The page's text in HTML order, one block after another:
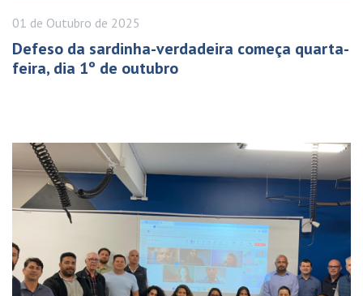
01 de Outubro de 2025
Defeso da sardinha-verdadeira começa quarta-
feira, dia 1º de outubro